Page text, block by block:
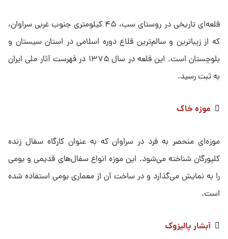
قلعه‌ای تاریخی در روستای سب، ۴۵ کیلومتری جنوب غربی سراوان،
که از زیباترین و سالم‌ترین قلاع دوره اسلامی در استان سیستان و
بلوچستان است. این قلعه در سال ۱۳۷۵ در فهرست آثار ملی ایران
به ثبت رسید.
 موزه خاک
موزه‌ای منحصر به فرد در سراوان که به عنوان کارگاه سفال زنده
کلپورگان شناخته می‌شود. این موزه انواع سفال‌های قدیمی و بومی
را به نمایش می‌گذارد و در ساخت آن از معماری بومی استفاده شده
است.
 آبشار پالیزوک